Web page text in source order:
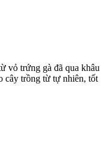
vỏ trứng gà đã qua khâu
cây trồng từ tự nhiên, tốt